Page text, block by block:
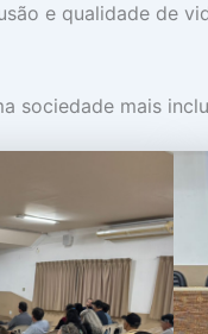
e qualidade de
sociedade mais